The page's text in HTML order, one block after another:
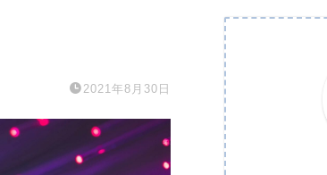
2021年8月30日